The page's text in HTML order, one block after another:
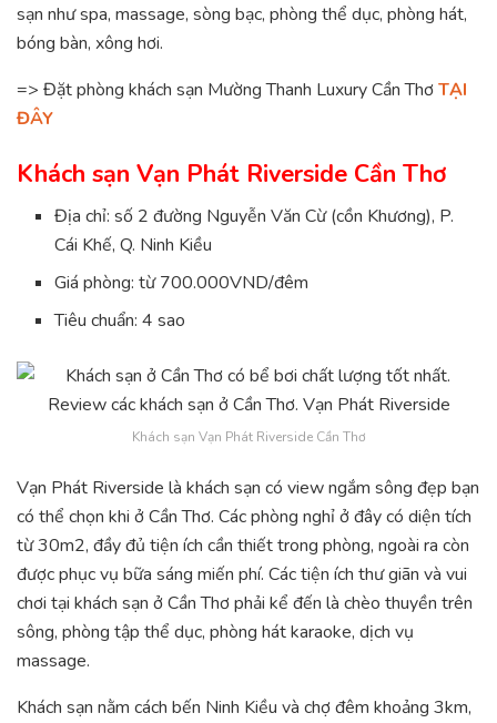
sạn như spa, massage, sòng bạc, phòng thể dục, phòng hát,
bóng bàn, xông hơi.
=> Đặt phòng khách sạn Mường Thanh Luxury Cần ThơTẠI
ĐÂY
Khách sạn Vạn Phát Riverside Cần Thơ
Địa chỉ: số 2 đường Nguyễn Văn Cừ (cồn Khương), P.
Cái Khế, Q. Ninh Kiều
Giá phòng: từ 700.000VND/đêm
Tiêu chuẩn: 4 sao
Khách sạn Vạn Phát Riverside Cần Thơ
Vạn Phát Riverside là khách sạn có view ngắm sông đẹp bạn
có thể chọn khi ở Cần Thơ. Các phòng nghỉ ở đây có diện tích
từ 30m2, đầy đủ tiện ích cần thiết trong phòng, ngoài ra còn
được phục vụ bữa sáng miến phí. Các tiện ích thư giãn và vui
chơi tại khách sạn ở Cần Thơ phải kể đến là chèo thuyền trên
sông, phòng tập thể dục, phòng hát karaoke, dịch vụ
massage.
Khách sạn nằm cách bến Ninh Kiều và chợ đêm khoảng 3km,